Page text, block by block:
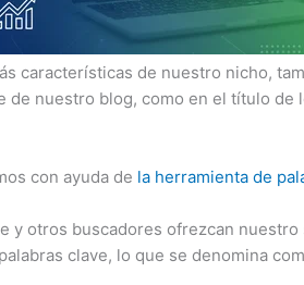
características de nuestro nicho,
de nuestro blog, como en el título de
con ayuda de la herramienta de
y otros buscadores ofrezcan
clave, lo que se denomina